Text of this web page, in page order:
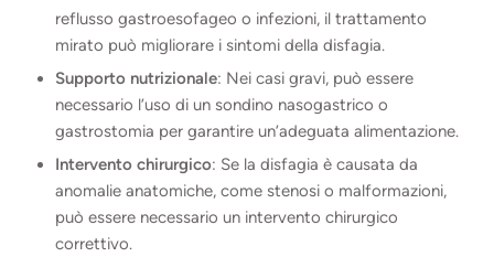
reflusso gastroesofageo o infezioni, il trattamento
mirato può migliorare i sintomi della disfagia.
Supporto nutrizionale: Nei casi gravi, può essere
necessario l’uso di un sondino nasogastrico o
gastrostomia per garantire un’adeguata alimentazione.
Intervento chirurgico: Se la disfagia è causata da
anomalie anatomiche, come stenosi o malformazioni,
può essere necessario un intervento chirurgico
correttivo.